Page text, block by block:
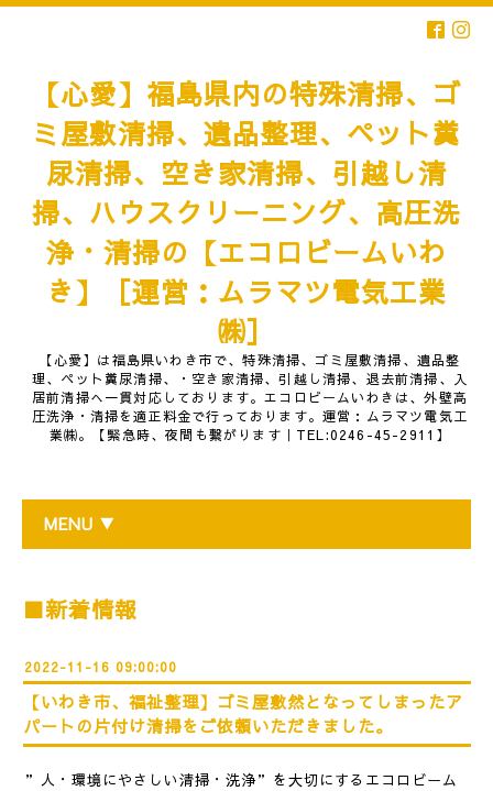
【心愛】福島県内の特殊清掃、ゴ
ミ屋敷清掃、遺品整理、ペット糞
尿清掃、空き家清掃、引越し清
掃、ハウスクリーニング、高圧洗
浄・清掃の【エコロビームいわ
き】［運営：ムラマツ電気工業
㈱］
【心愛】は福島県いわき市で、特殊清掃、ゴミ屋敷清掃、遺品整
理、ペット糞尿清掃、・空き家清掃、引越し清掃、退去前清掃、入
居前清掃へ一貫対応しております。エコロビームいわきは、外壁高
圧洗浄・清掃を適正料金で行っております。運営：ムラマツ電気工
業㈱。【緊急時、夜間も繋がります｜TEL:0246-45-2911】
MENU ▼
■新着情報
2022-11-16 09:00:00
【いわき市、福祉整理】ゴミ屋敷然となってしまったア
パートの片付け清掃をご依頼いただきました。
”人・環境にやさしい清掃・洗浄”を大切にするエコロビーム